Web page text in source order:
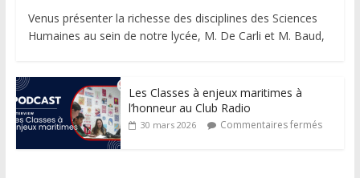
Venus présenter la richesse des disciplines des Sciences
Humaines au sein de notre lycée, M. De Carli et M. Baud,
Les Classes à enjeux maritimes à
l’honneur au Club Radio
30 mars 2026 Commentaires fermés